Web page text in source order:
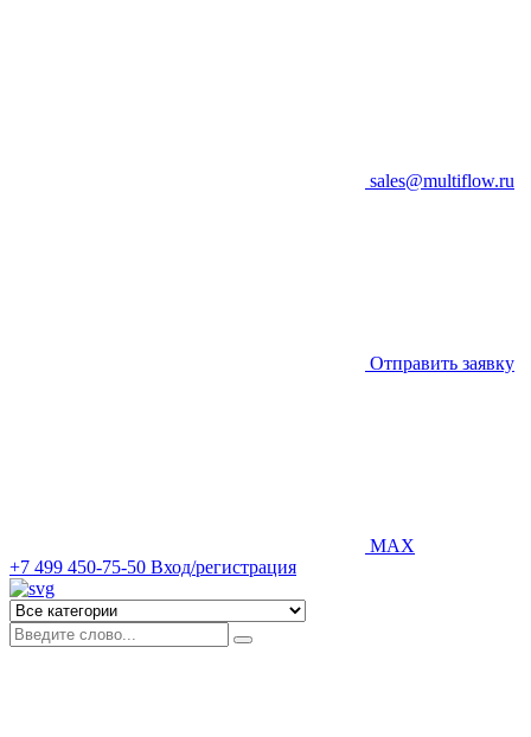
sales@multiflow.ru
Отправить заявку
MAX
+7 499 450-75-50 Вход/регистрация